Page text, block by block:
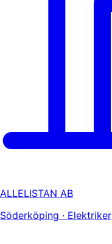
ALLELISTAN AB
Söderköping · Elektriker